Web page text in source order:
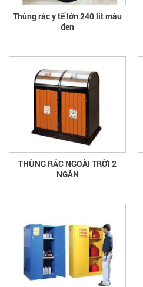
Thùng rác y tế lớn 240 lít màu
đen
THÙNG RÁC NGOÀI TRỜI 2
NGĂN